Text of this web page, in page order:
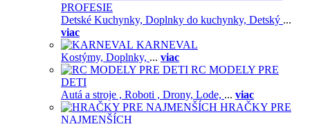
PROFESIE
Detské Kuchynky, Doplnky do kuchynky, Detský ...
viac
KARNEVAL
Kostýmy, Doplnky, ... viac
RC MODELY PRE
DETI
Autá a stroje , Roboti , Drony, Lode, ... viac
HRAČKY PRE
NAJMENŠÍCH